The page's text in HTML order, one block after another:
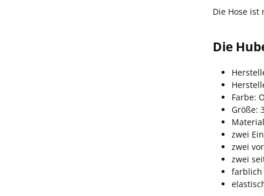
Die Hose
Die
Farbe:
Größe:
zwei
zwei
zwei
farblich